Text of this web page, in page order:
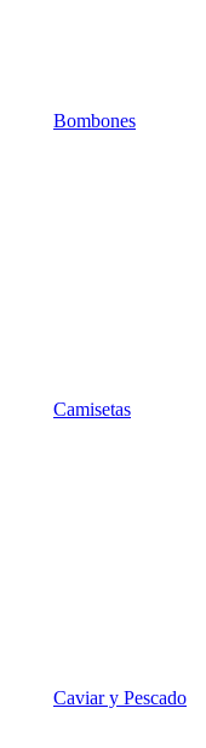
Bombones
Camisetas
Caviar y Pescado